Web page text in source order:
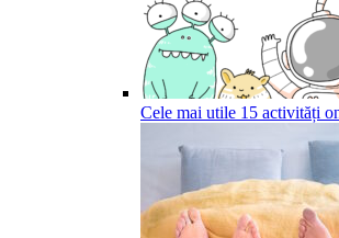
Cele mai utile 15 activități